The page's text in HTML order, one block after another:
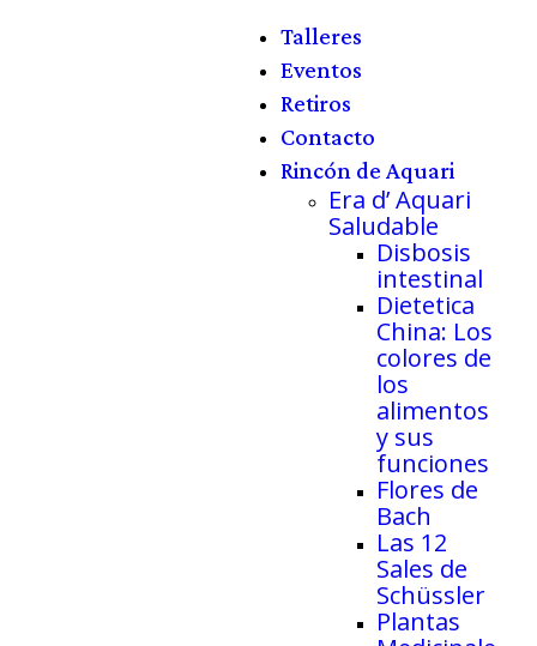
Talleres
Eventos
Retiros
Contacto
Rincón de Aquari
Era d’ Aquari
Saludable
Disbosis
intestinal
Dietetica
China: Los
colores de
los
alimentos
y sus
funciones
Flores de
Bach
Las 12
Sales de
Schüssler
Plantas